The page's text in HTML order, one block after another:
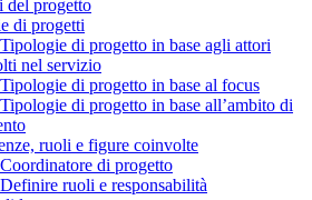
del progetto
di progetti
di progetto in base agli attori
nel servizio
di progetto in base al focus
di progetto in base all’ambito di
ruoli e figure coinvolte
di progetto
ruoli e responsabilità